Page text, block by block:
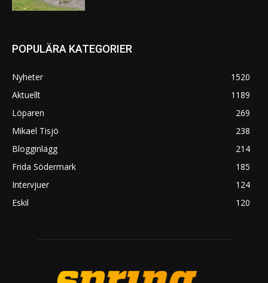
POPULÄRA KATEGORIER
Nyheter
1520
Aktuellt
1189
Löparen
269
Mikael Tisjö
238
Blogginlägg
214
Frida Södermark
185
Intervjuer
124
Eskil
120